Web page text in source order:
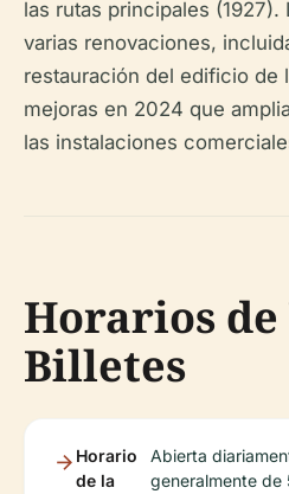
las rutas principales (1927).
varias renovaciones,
restauración del edificio de
mejoras en 2024 que
las instalaciones
Horarios
Billetes
Horario
de la
Abierta
generalmente de